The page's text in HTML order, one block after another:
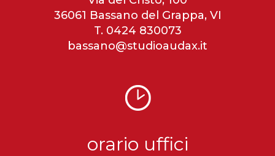
36061 Bassano del Grappa, VI
T. 0424 830073
bassano@studioaudax.it
orario uffici